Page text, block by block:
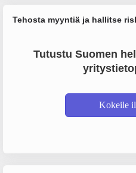
Tehosta myyntiä ja hallitse
Tutustu Suomen
Kokeile